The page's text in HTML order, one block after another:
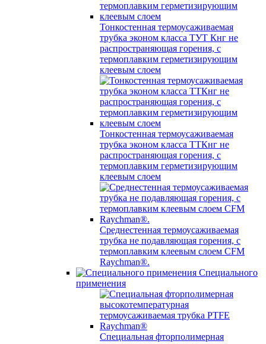
Тонкостенная термоусаживаемая
трубка эконом класса ТУТ Кнг не
распространяющая горения, с
термоплавким герметизирующим
клеевым слоем
Тонкостенная термоусаживаемая
трубка эконом класса ТТКнг не
распространяющая горения, с
термоплавким герметизирующим
клеевым слоем
Среднестенная термоусаживаемая
трубка не подавляющая горения, с
термоплавким клеевым слоем CFM
Raychman®.
Специального
применения
Специальная фторполимерная